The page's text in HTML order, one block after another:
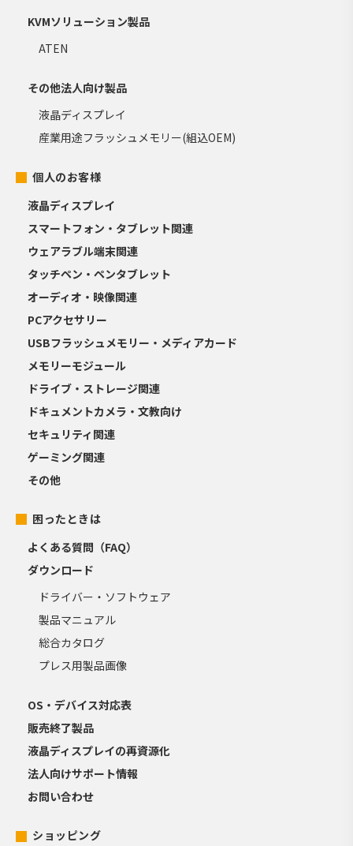
KVMソリューション製品
ATEN
その他法人向け製品
液晶ディスプレイ
産業用途フラッシュメモリー(組込OEM)
個人のお客様
液晶ディスプレイ
スマートフォン・タブレット関連
ウェアラブル端末関連
タッチペン・ペンタブレット
オーディオ・映像関連
PCアクセサリー
USBフラッシュメモリー・メディアカード
メモリーモジュール
ドライブ・ストレージ関連
ドキュメントカメラ・文教向け
セキュリティ関連
ゲーミング関連
その他
困ったときは
よくある質問（FAQ）
ダウンロード
ドライバー・ソフトウェア
製品マニュアル
総合カタログ
プレス用製品画像
OS・デバイス対応表
販売終了製品
液晶ディスプレイの再資源化
法人向けサポート情報
お問い合わせ
ショッピング